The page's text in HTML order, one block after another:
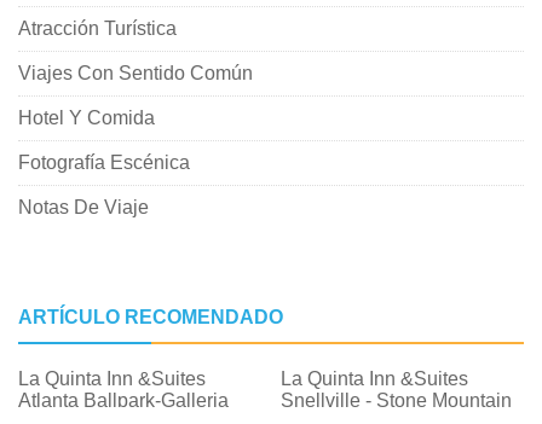
Atracción Turística
Viajes Con Sentido Común
Hotel Y Comida
Fotografía Escénica
Notas De Viaje
ARTÍCULO RECOMENDADO
La Quinta Inn &Suites
Atlanta Ballpark-Galleria
La Quinta Inn &Suites
Snellville - Stone Mountain